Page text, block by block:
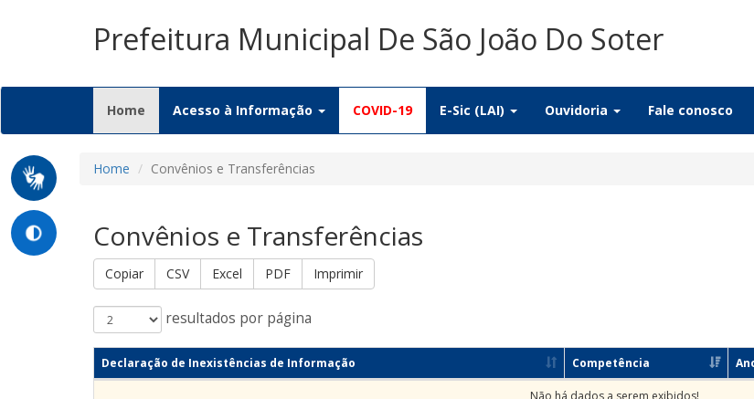
Prefeitura Municipal De São João Do Soter
Home (current)
Acesso à Informação COVID-19 E-Sic (LAI) Ouvidoria Fale conosco
Home Convênios e Transferências
Convênios e Transferências
Copiar CSV Excel PDF Imprimir
resultados por página
Declaração de Inexistências de Informação Competência
Não há dados a serem exibidos!